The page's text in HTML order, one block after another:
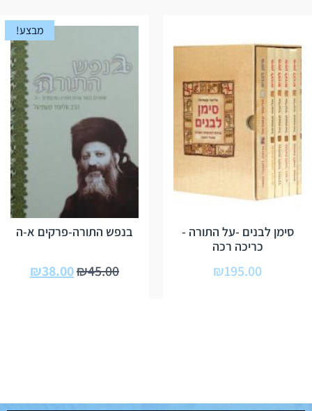
סימן לבנים -על התורה -
כריכה רכה
₪195.00
מבצע!
בנפש התורה-פרקים א-ה
₪45.00
₪38.00